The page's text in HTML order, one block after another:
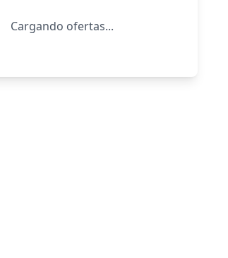
Cargando ofertas...